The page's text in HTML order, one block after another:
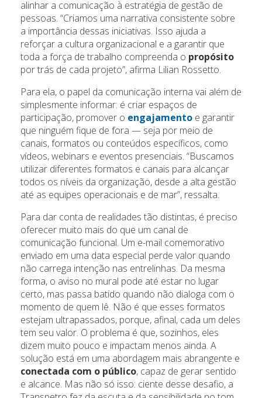
alinhar a comunicação à estratégia de gestão de
pessoas. “Criamos uma narrativa consistente sobre
a importância dessas iniciativas. Isso ajuda a
reforçar a cultura organizacional e a garantir que
toda a força de trabalho compreenda o propósito
por trás de cada projeto”, afirma Lilian Rossetto.
Para ela, o papel da comunicação interna vai além de
simplesmente informar: é criar espaços de
participação, promover o engajamento e garantir
que ninguém fique de fora — seja por meio de
canais, formatos ou conteúdos específicos, como
vídeos, webinars e eventos presenciais. “Buscamos
utilizar diferentes formatos e canais para alcançar
todos os níveis da organização, desde a alta gestão
até as equipes operacionais e de mar”, ressalta.
Para dar conta de realidades tão distintas, é preciso
oferecer muito mais do que um canal de
comunicação funcional. Um e-mail comemorativo
enviado em uma data especial perde valor quando
não carrega intenção nas entrelinhas. Da mesma
forma, o aviso no mural pode até estar no lugar
certo, mas passa batido quando não dialoga com o
momento de quem lê. Não é que esses formatos
estejam ultrapassados, porque, afinal, cada um deles
tem seu valor. O problema é que, sozinhos, eles
dizem muito pouco e impactam menos ainda. A
solução está em uma abordagem mais abrangente e
conectada com o público, capaz de gerar sentido
e alcance. Mas não só isso: ciente desse desafio, a